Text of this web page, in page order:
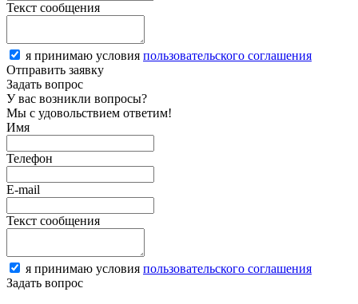
Текст сообщения
я принимаю условия пользовательского соглашения
Отправить заявку
Задать вопрос
У вас возникли вопросы?
Мы с удовольствием ответим!
Имя
Телефон
E-mail
Текст сообщения
я принимаю условия пользовательского соглашения
Задать вопрос